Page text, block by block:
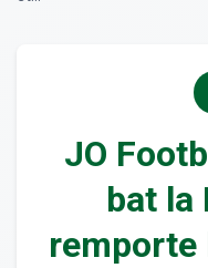
JO
bat la
remporte